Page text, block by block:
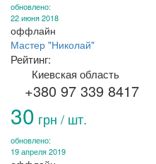
обновлено:
22 июня 2018
оффлайн
Мастер "Николай"
Рейтинг:
Киевская область
+380 97 339 8417
30 грн / шт.
обновлено:
19 апреля 2019